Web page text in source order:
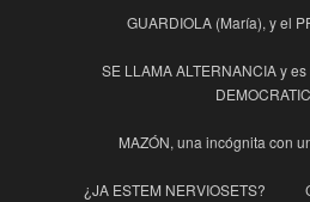
GUARDIOLA (María), y el
SE LLAMA ALTERNANCIA y
MAZÓN, una incógnita con
¿JA ESTEM NERVIOSETS?